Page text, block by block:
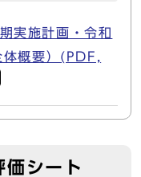
実施計画・令和
概要）(PDF,
シート